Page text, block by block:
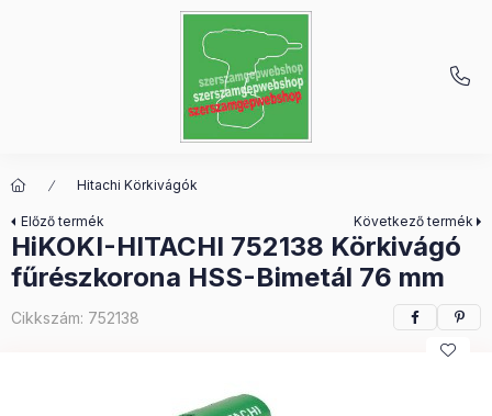
Hitachi Körkivágók
Előző termék Következő termék
HiKOKI-HITACHI 752138 Körkivágó
fűrészkorona HSS-Bimetál 76 mm
Cikkszám: 752138